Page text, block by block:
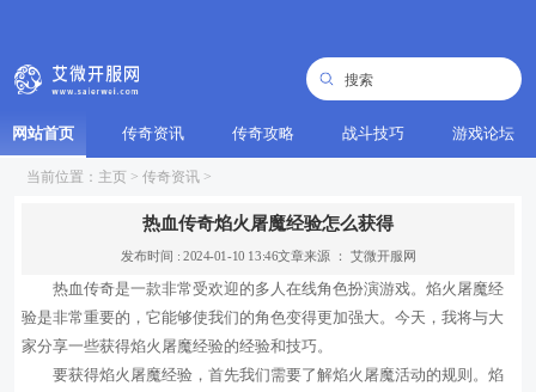
网站首页 传奇资讯 传奇攻略 战斗技巧 游戏论坛
当前位置： 主页 > 传奇资讯 >
热血传奇焰火屠魔经验怎么获得
发布时间 : 2024-01-10 13:46文章来源 ： 艾微开服网
热血传奇是一款非常受欢迎的多人在线角色扮演游戏。焰火屠魔经
验是非常重要的，它能够使我们的角色变得更加强大。今天，我将与大
家分享一些获得焰火屠魔经验的经验和技巧。
要获得焰火屠魔经验，首先我们需要了解焰火屠魔活动的规则。焰